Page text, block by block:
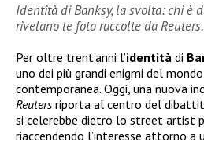
Identità di Banksy, la svolta: chi è
rivelano le foto raccolte da Reuters.
Per oltre trent’anni l’identità di
uno dei più grandi enigmi del
contemporanea. Oggi, una nuova
Reutersriporta al centro del
si celerebbe dietro lo street artist
riaccendendo l’interesse attorno a